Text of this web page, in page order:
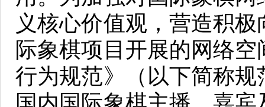
义核心价值观，营造积
际象棋项目开展的网络
行为规范》（以下简称